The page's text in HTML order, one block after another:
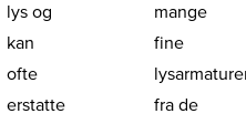
lys og
kan
ofte
erstatte
mange
fine
fra de